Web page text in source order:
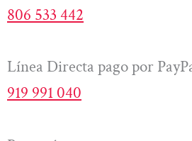
806 533 442
Línea Directa pago por
919 991 040